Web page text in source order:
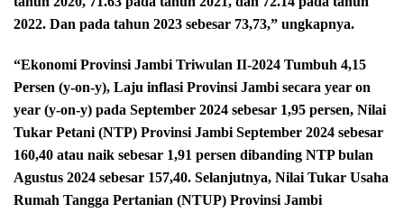
2022. Dan pada tahun 2023 sebesar 73,73,” ungkapnya.
“Ekonomi Provinsi Jambi Triwulan II-2024 Tumbuh 4,15
Persen (y-on-y), Laju inflasi Provinsi Jambi secara year on
year (y-on-y) pada September 2024 sebesar 1,95 persen, Nilai
Tukar Petani (NTP) Provinsi Jambi September 2024 sebesar
160,40 atau naik sebesar 1,91 persen dibanding NTP bulan
Agustus 2024 sebesar 157,40. Selanjutnya, Nilai Tukar Usaha
Rumah Tangga Pertanian (NTUP) Provinsi Jambi